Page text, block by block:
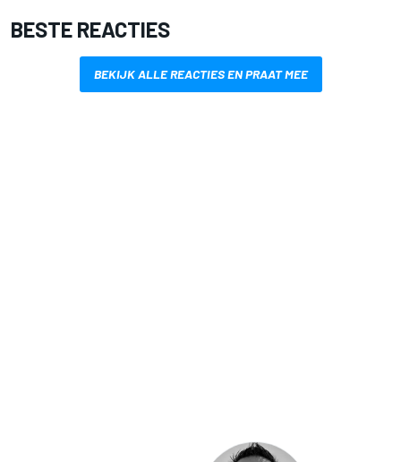
BESTE REACTIES
BEKIJK ALLE REACTIES EN PRAAT MEE